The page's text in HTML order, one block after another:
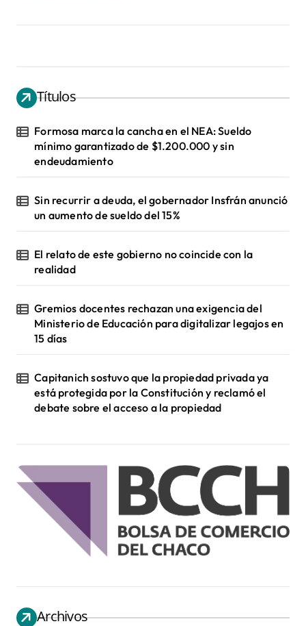
Títulos
Formosa marca la cancha en el NEA: Sueldo
mínimo garantizado de $1.200.000 y sin
endeudamiento
Sin recurrir a deuda, el gobernador Insfrán anunció
un aumento de sueldo del 15%
El relato de este gobierno no coincide con la
realidad
Gremios docentes rechazan una exigencia del
Ministerio de Educación para digitalizar legajos en
15 días
Capitanich sostuvo que la propiedad privada ya
está protegida por la Constitución y reclamó el
debate sobre el acceso a la propiedad
Archivos